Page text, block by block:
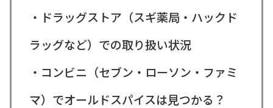
・ドラッグストア（スギ薬局・ハックド
ラッグなど）での取り扱い状況
・コンビニ（セブン・ローソン・ファミ
マ）でオールドスパイスは見つかる？